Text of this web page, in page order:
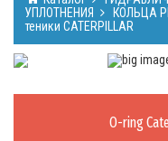
УПЛОТНЕНИЯ
КОЛЬЦА
теники CATERPILLAR
O-ring